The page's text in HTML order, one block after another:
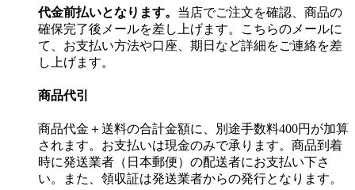
代金前払いとなります。 当店でご注文を確認、商品の
確保完了後メールを差し上げます。こちらのメールに
て、お支払い方法や口座、期日など詳細をご連絡を差
し上げます。
商品代引
商品代金＋送料の合計金額に、別途手数料400円が加算
されます。お支払いは現金のみで承ります。商品到着
時に発送業者（日本郵便）の配送者にお支払い下さ
い。また、領収証は発送業者からの発行となります。